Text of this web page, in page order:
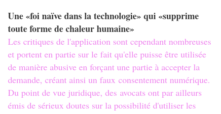
Une «foi naïve dans la technologie» qui «supprime
toute forme de chaleur humaine»
Les critiques de l'application sont cependant nombreuses
et portent en partie sur le fait qu'elle puisse être utilisée
de manière abusive en forçant une partie à accepter la
demande, créant ainsi un faux consentement numérique.
Du point de vue juridique, des avocats ont par ailleurs
émis de sérieux doutes sur la possibilité d'utiliser les